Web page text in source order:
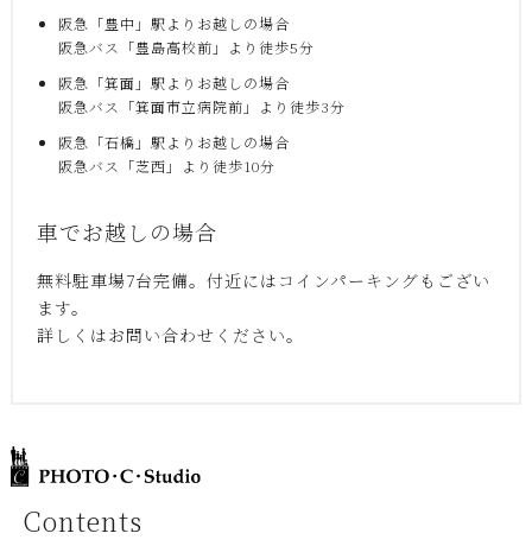
阪急「豊中」駅よりお越しの場合
阪急バス「豊島高校前」より徒歩5分
阪急「箕面」駅よりお越しの場合
阪急バス「箕面市立病院前」より徒歩3分
阪急「石橋」駅よりお越しの場合
阪急バス「芝西」より徒歩10分
車でお越しの場合
無料駐車場7台完備。付近にはコインパーキングもござい
ます。
詳しくはお問い合わせください。
Contents